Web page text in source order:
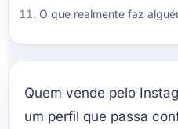
O que realmente faz
Quem vende pelo
um perfil que passa